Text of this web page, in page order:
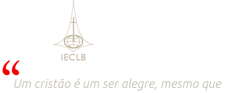
Um cristão é um ser alegre, mesmo que